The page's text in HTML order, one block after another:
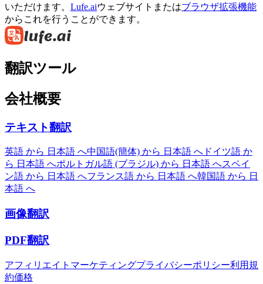
いただけます。 Lufe.aiウェブサイトまたはブラウザ拡張機能
からこれを行うことができます。
翻訳ツール
会社概要
テキスト翻訳
英語 から 日本語 へ中国語(簡体) から 日本語 へ ドイツ語 か
ら 日本語 へポルトガル語 (ブラジル) から 日本語 へスペイ
ン語 から 日本語 へフランス語 から 日本語 へ韓国語 から 日
本語 へ
画像翻訳
PDF翻訳
アフィリエイトマーケティングプライバシーポリシー利用規
約価格